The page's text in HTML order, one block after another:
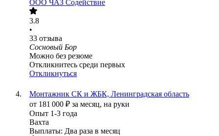
ООО ЧАЗ Содействие
3.8
•
33 отзыва
Сосновый Бор
Можно без резюме
Откликнитесь среди первых
Откликнуться
Монтажник СК и ЖБК, Ленинградская область
от 181 000 ₽ за месяц, на руки
Опыт 1-3 года
Вахта
Выплаты: Два раза в месяц